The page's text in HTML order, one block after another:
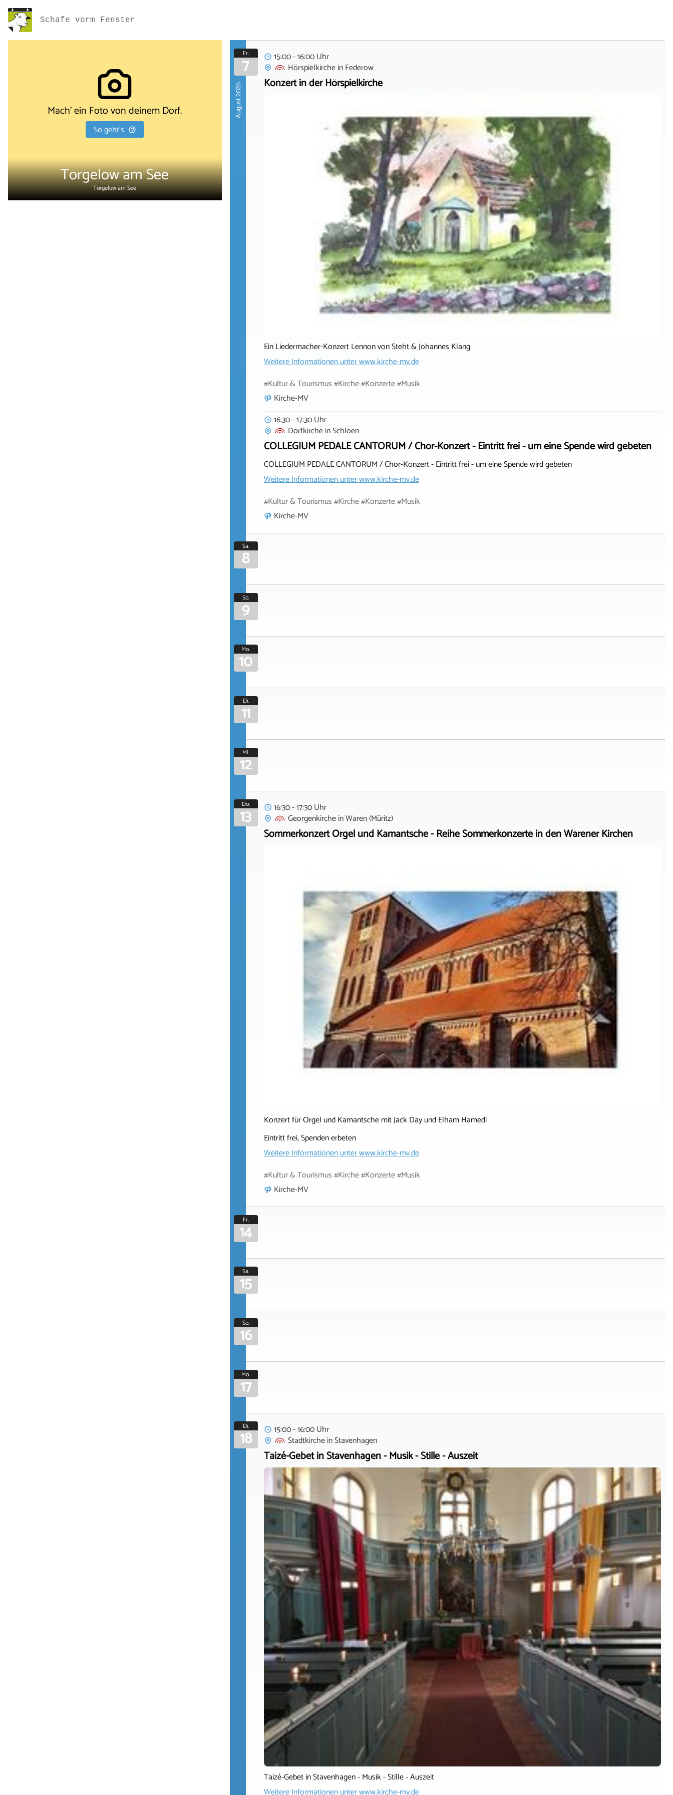
Schafe vorm Fenster
Mach' ein Foto von deinem Dorf.
So geht's
Torgelow am See
Torgelow am See
August 2026
Fr.
7
15:00 - 16:00 Uhr
HörspielkircheinFederow
Konzert in der Hörspielkirche
Ein Liedermacher-Konzert Lennon von Steht & Johannes Klang
Weitere Informationen unterwww.kirche-mv.de
#Kultur & Tourismus #Kirche #Konzerte #Musik
Kirche-MV
16:30 - 17:30 Uhr
DorfkircheinSchloen
COLLEGIUM PEDALE CANTORUM / Chor-Konzert - Eintritt frei - um eine Spende wird gebeten
COLLEGIUM PEDALE CANTORUM / Chor-Konzert - Eintritt frei - um eine Spende wird gebeten
Weitere Informationen unterwww.kirche-mv.de
#Kultur & Tourismus #Kirche #Konzerte #Musik
Kirche-MV
Sa.
8
So.
9
Mo.
10
Di.
11
Mi.
12
Do.
13
16:30 - 17:30 Uhr
GeorgenkircheinWaren (Müritz)
Sommerkonzert Orgel und Kamantsche - Reihe Sommerkonzerte in den Warener Kirchen
Konzert für Orgel und Kamantsche mit Jack Day und Elham Hamedi
Eintritt frei, Spenden erbeten
Weitere Informationen unterwww.kirche-mv.de
#Kultur & Tourismus #Kirche #Konzerte #Musik
Kirche-MV
Fr.
14
Sa.
15
So.
16
Mo.
17
Di.
18
15:00 - 16:00 Uhr
StadtkircheinStavenhagen
Taizé-Gebet in Stavenhagen - Musik - Stille - Auszeit
Taizé-Gebet in Stavenhagen - Musik - Stille - Auszeit
Weitere Informationen unterwww.kirche-mv.de